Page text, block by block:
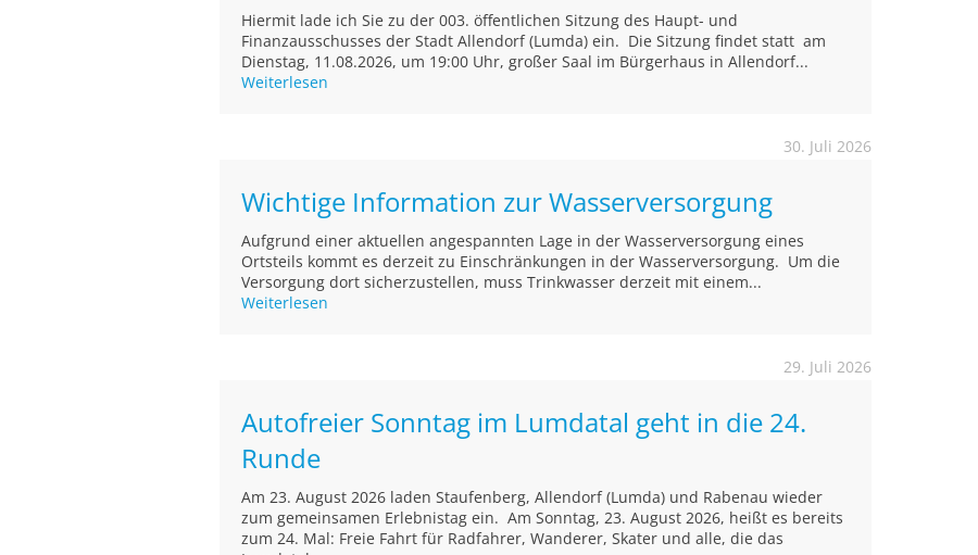
Hiermit lade ich Sie zu der 003. öffentlichen Sitzung des Haupt- und
Finanzausschusses der Stadt Allendorf (Lumda) ein. Die Sitzung findet statt am
Dienstag, 11.08.2026, um 19:00 Uhr, großer Saal im Bürgerhaus in Allendorf...
Weiterlesen
30. Juli 2026
Wichtige Information zur Wasserversorgung
Aufgrund einer aktuellen angespannten Lage in der Wasserversorgung eines
Ortsteils kommt es derzeit zu Einschränkungen in der Wasserversorgung. Um die
Versorgung dort sicherzustellen, muss Trinkwasser derzeit mit einem...
Weiterlesen
29. Juli 2026
Autofreier Sonntag im Lumdatal geht in die 24.
Runde
Am 23. August 2026 laden Staufenberg, Allendorf (Lumda) und Rabenau wieder
zum gemeinsamen Erlebnistag ein. Am Sonntag, 23. August 2026, heißt es bereits
zum 24. Mal: Freie Fahrt für Radfahrer, Wanderer, Skater und alle, die das